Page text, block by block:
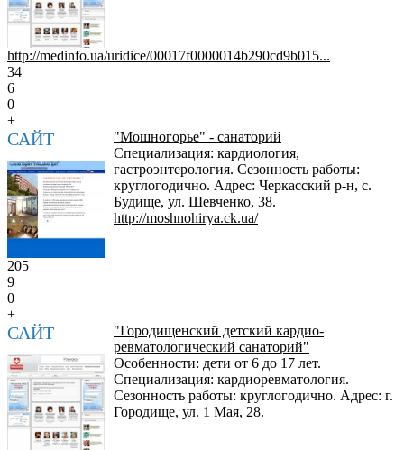
http://medinfo.ua/uridice/00017f0000014b290cd9b015...
34
6
0
+
САЙТ
"Мошногорье" - санаторий
Специализация: кардиология,
гастроэнтерология. Сезонность работы:
круглогодично. Адрес: Черкасский р-н, с.
Будище, ул. Шевченко, 38.
http://moshnohirya.ck.ua/
205
9
0
+
САЙТ
"Городищенский детский кардио-
ревматологический санаторий"
Особенности: дети от 6 до 17 лет.
Специализация: кардиоревматология.
Сезонность работы: круглогодично. Адрес: г.
Городище, ул. 1 Мая, 28.